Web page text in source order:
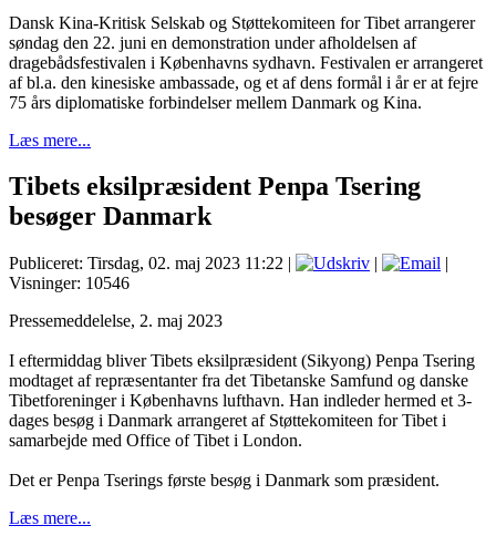
Dansk Kina-Kritisk Selskab og Støttekomiteen for Tibet arrangerer
søndag den 22. juni en demonstration under afholdelsen af
dragebådsfestivalen i Københavns sydhavn. Festivalen er arrangeret
af bl.a. den kinesiske ambassade, og et af dens formål i år er at fejre
75 års diplomatiske forbindelser mellem Danmark og Kina.
Læs mere...
Tibets eksilpræsident Penpa Tsering
besøger Danmark
Publiceret: Tirsdag, 02. maj 2023 11:22 | |
|
Visninger: 10546
Pressemeddelelse, 2. maj 2023
I eftermiddag bliver Tibets eksilpræsident (Sikyong) Penpa Tsering
modtaget af repræsentanter fra det Tibetanske Samfund og danske
Tibetforeninger i Københavns lufthavn. Han indleder hermed et 3-
dages besøg i Danmark arrangeret af Støttekomiteen for Tibet i
samarbejde med Office of Tibet i London.
Det er Penpa Tserings første besøg i Danmark som præsident.
Læs mere...